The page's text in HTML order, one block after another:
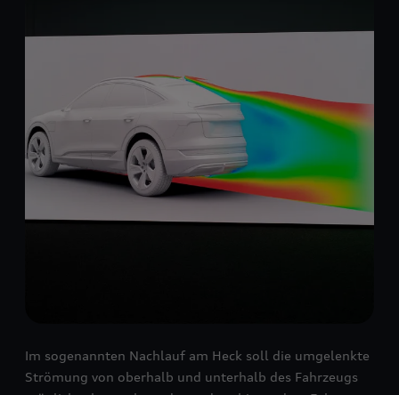
Im sogenannten Nachlauf am Heck soll die umgelenkte
Strömung von oberhalb und unterhalb des Fahrzeugs